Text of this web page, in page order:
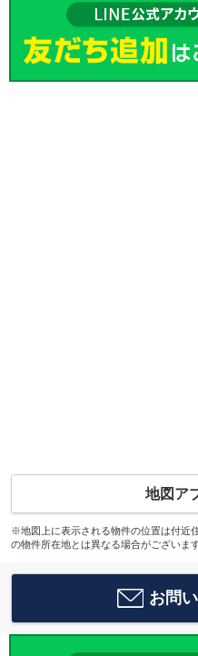
地図ア
※地図上に表示される物件の位置は付近
の物件所在地とは異なる場合がございます
お問